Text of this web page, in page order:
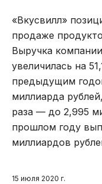
«Вкусвилл»
продаже
Выручка
увеличилась на
предыдущим
миллиарда
раза — до 2,995
прошлом году
миллиардов
15 июля 2020 г.